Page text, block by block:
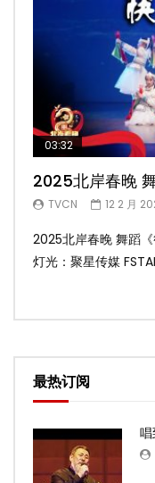
03:32
2025北岸春晚
TVCN 12 2 月
2025北岸春晚 舞蹈
灯光：聚星传媒
02:58
2025北岸春晚
TVCN 12 2 月
2025北岸春晚 舞蹈
美灯光：聚星传媒
04:19
2025北岸春晚
TVCN 12 2 月
2025北岸春晚 古典
光：聚星传媒
05:13
2025北岸春晚
TVCN 12 2 月
2025北岸春晚 傣族
舞美灯光：聚星传媒
03:45
2025北岸春晚
TVCN 9 2 月
2025北岸春晚 舞蹈
灯光：聚星传媒
最热订阅